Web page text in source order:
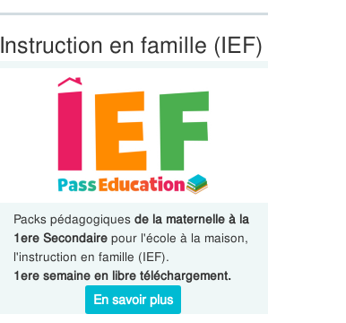
Instruction en famille (IEF)
Packs pédagogiques de la maternelle à la
1ere Secondairepour l'école à la maison,
l'instruction en famille (IEF).
1ere semaine en libre téléchargement.
En savoir plus